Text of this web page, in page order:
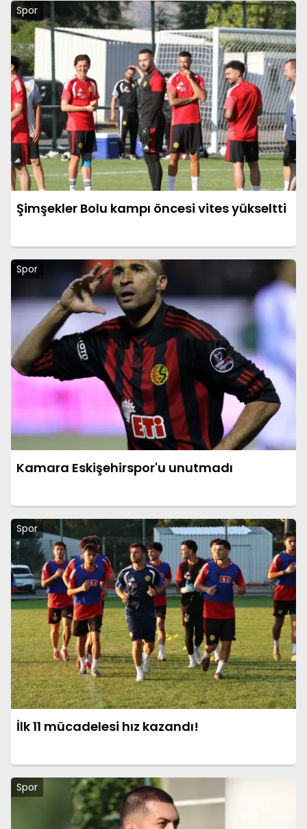
Spor
Şimşekler Bolu kampı öncesi vites yükseltti
Spor
Kamara Eskişehirspor'u unutmadı
Spor
İlk 11 mücadelesi hız kazandı!
Spor